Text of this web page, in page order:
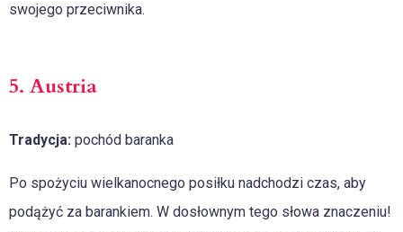
swojego przeciwnika.
5. Austria
Tradycja: pochód baranka
Po spożyciu wielkanocnego posiłku nadchodzi czas, aby
podążyć za barankiem. W dosłownym tego słowa znaczeniu!